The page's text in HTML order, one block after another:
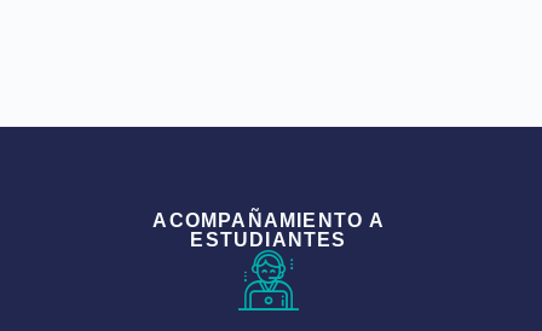
ACOMPAÑAMIENTO A
ESTUDIANTES